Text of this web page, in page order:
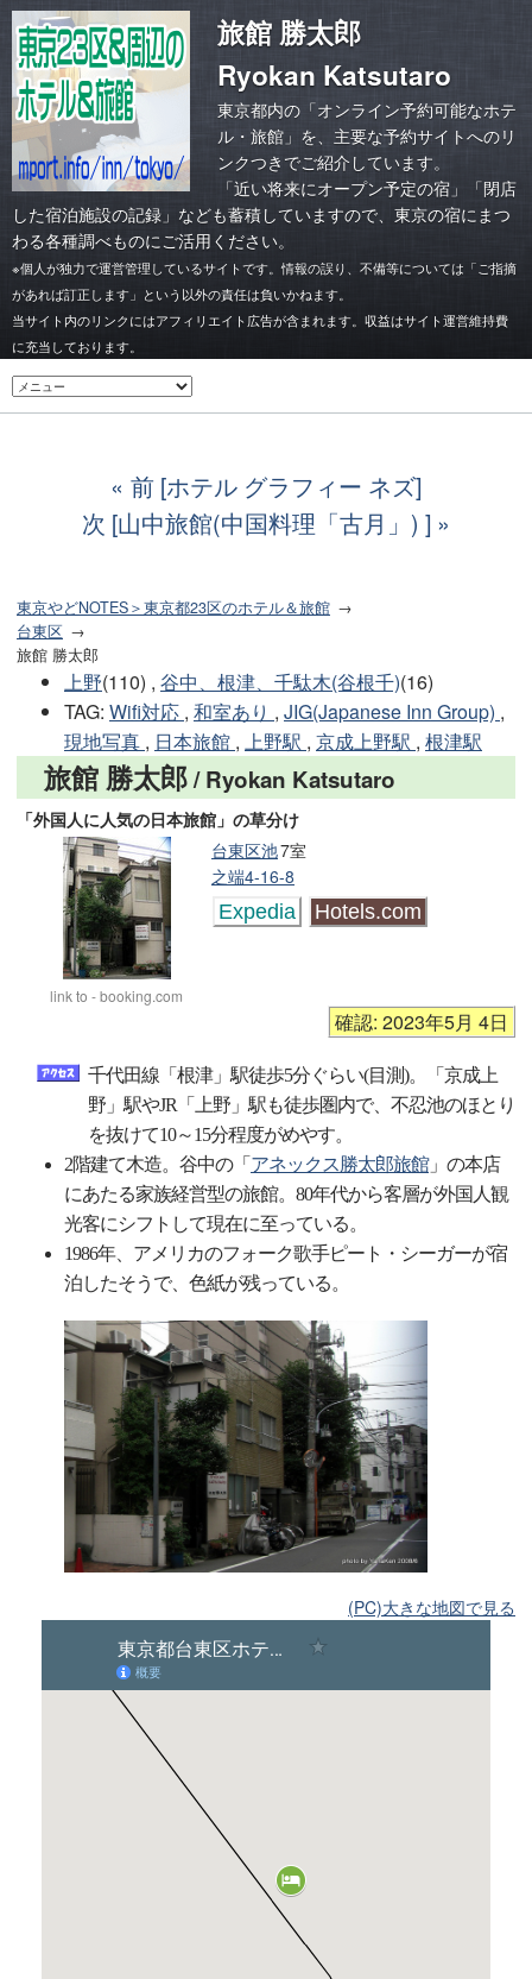
旅館 勝太郎
Ryokan Katsutaro
東京都内の「オンライン予約可能なホテ
ル・旅館」を、主要な予約サイトへのリ
ンクつきでご紹介しています。
「近い将来にオープン予定の宿」「閉店
した宿泊施設の記録 」なども蓄積していますので、東京の宿にまつ
わる各種調べものにご活用ください。
※個人が独力で運営管理しているサイトです。情報の誤り、不備等については「ご指摘
があれば訂正します」という以外の責任は負いかねます。
当サイト内のリンクにはアフィリエイト広告が含まれます。収益はサイト運営維持費
に充当しております。
前 [ホテル グラフィー ネズ]
次 [山中旅館(中国料理「古月」) ]
東京やどNOTES＞東京都23区のホテル＆旅館
台東区
旅館 勝太郎
上野(110) , 谷中、根津、千駄木(谷根千)(16)
TAG: Wifi対応 , 和室あり , JIG(Japanese Inn Group) ,
現地写真 , 日本旅館 , 上野駅 , 京成上野駅 , 根津駅
旅館 勝太郎/ Ryokan Katsutaro
「外国人に人気の日本旅館」の草分け
link to - booking.com
7室
台東区池
之端4-16-8
Expedia
Hotels.com
確認: 2023年5月 4日
千代田線「根津」駅徒歩5分ぐらい(目測)。「京成上
野」駅やJR「上野」駅も徒歩圏内で、不忍池のほとり
を抜けて10～15分程度がめやす。
2階建て木造。谷中の「 アネックス勝太郎旅館」の本店
にあたる家族経営型の旅館。80年代から客層が外国人観
光客にシフトして現在に至っている。
1986年、アメリカのフォーク歌手ピート・シーガーが宿
泊したそうで、色紙が残っている。
(PC)大きな地図で見る